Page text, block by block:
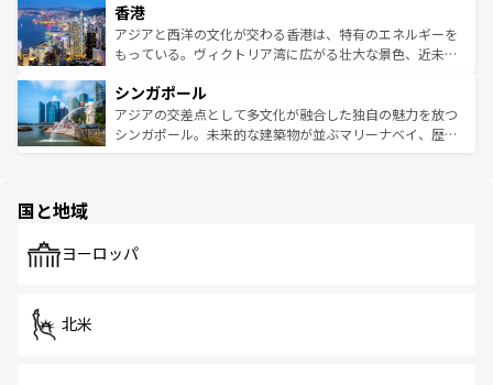
とつ。フォーやバインミー、ベトナムコーヒーなどは、ぜ
ひ現地で味わいたい。どの地域を訪れてもあたたかい人々
が旅行者を迎えてくれるので、きっと忘れられない旅にな
参照してほしい。
の活気が交差している。北部ではチェンマイなどの山岳地
帯で自然と触れ合い、南部ではプーケットやクラビの美し
いビーチでリゾート気分を楽しむことができる。タイ料理
激する。気候は一年中温暖で、どの季節にも異なる楽しみ
が待っている。親しみやすいタイの人々、仏教を中心とし
た文化、そして多様な観光資源が、訪れる旅人を魅了し続
香港
アジアと西洋の文化が交わる香港は、特有のエネルギーを
もっている。ヴィクトリア湾に広がる壮大な景色、近未来
み、どこを訪れても感動するはず。観光スポットが密集し
ており、効率よく見どころを回れるのも魅力。息をのむよ
うな絶景から文化的な体験まで、香港を存分に楽しみ尽く
シンガポール
アジアの交差点として多文化が融合した独自の魅力を放つ
シンガポール。未来的な建築物が並ぶマリーナベイ、歴史
で、ホーカーズは地元の風情を楽しめる外せないスポット
国と地域
ヨーロッパ
北米